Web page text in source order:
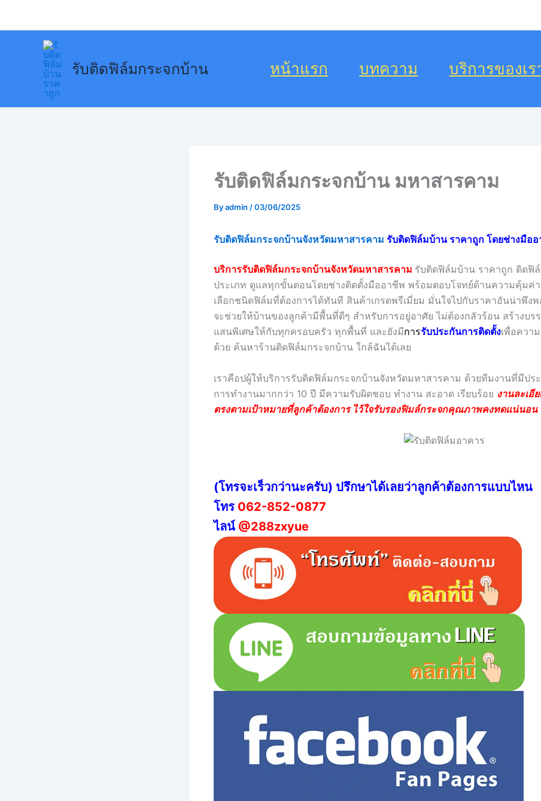
รับติดฟิล์มกระจกบ้าน หน้าแรก บทความ บริการของเร
รับติดฟิล์มกระจกบ้าน มหาสารคาม
Byadmin /03/06/2025
รับติดฟิล์มกระจกบ้านจังหวัดมหาสารคาม รับติดฟิล์มบ้าน ราคาถูก โดยช่างมือ
บริการรับติดฟิล์มกระจกบ้านจังหวัดมหาสารคาม รับติดฟิล์มบ้าน ราคาถูก ติดฟิ
ประเภท ดูแลทุกขั้นตอนโดยช่างติดตั้งมืออาชีพ พร้อมตอบโจทย์ด้านความคุ้มค่
เลือกชนิดฟิล์มที่ต้องการได้ทันที สินค้าเกรดพรีเมี่ยม มั่นใจไปกับราคาอันน่าพึงพ
จะช่วยให้บ้านของลูกค้ามีพื้นที่ดีๆ สำหรับการอยู่อาศัย ไม่ต้องกลัวร้อน สร้างบร
แสนพิเศษให้กับทุกครอบครัว ทุกพื้นที่ และยังมีการรับประกันการติดตั้งเพื่อควา
ด้วย ค้นหาร้านติดฟิล์มกระจกบ้าน ใกล้ฉันได้เลย
เราคือปผู้ให้บริการรับติดฟิล์มกระจกบ้านจังหวัดมหาสารคาม ด้วยทีมงานที่มีปร
การทำงานมากกว่า 10 ปี มีความรับผิดชอบ ทำงาน สะอาด เรียบร้อย งานละเอี
ตรงตามเป้าหมายที่ลูกค้าต้องการ ไว้ใจรับรองฟิมล์กระจกคุณภาพคงทดแน่นอน
(โทรจะเร็วกว่านะครับ) ปรึกษาได้เลยว่าลูกค้าต้องการแบบไหน
โทร 062-852-0877
ไลน์ @288zxyue